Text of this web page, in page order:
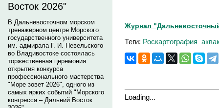
Восток 2026"
В Дальневосточном морском
тренажерном центре Морского
государственного университета
им. адмирала Г. И. Невельского
во Владивостоке состоялась
торжественная церемония
открытия конкурса
профессионального мастерства
"Море зовет 2026", одного из
самых ярких событий "Морского
конгресса – Дальний Восток
Журнал
Теги: Роскартография
Loading...